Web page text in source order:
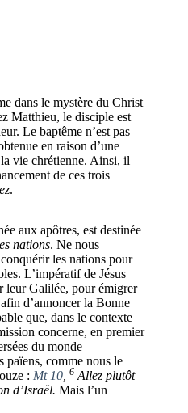
dans le mystère du Christ
Matthieu, le disciple est
Le baptême n’est pas
en raison d’une
vie chrétienne. Ainsi, il
de ces trois
.
aux apôtres, est destinée
nations. Ne nous
les nations pour
L’impératif de Jésus
leur Galilée, pour émigrer
d’annoncer la Bonne
que, dans le contexte
concerne, en premier
du monde
païens, comme nous le
: Mt 10 6 Allez plutôt
d’Israël. Mais l’un